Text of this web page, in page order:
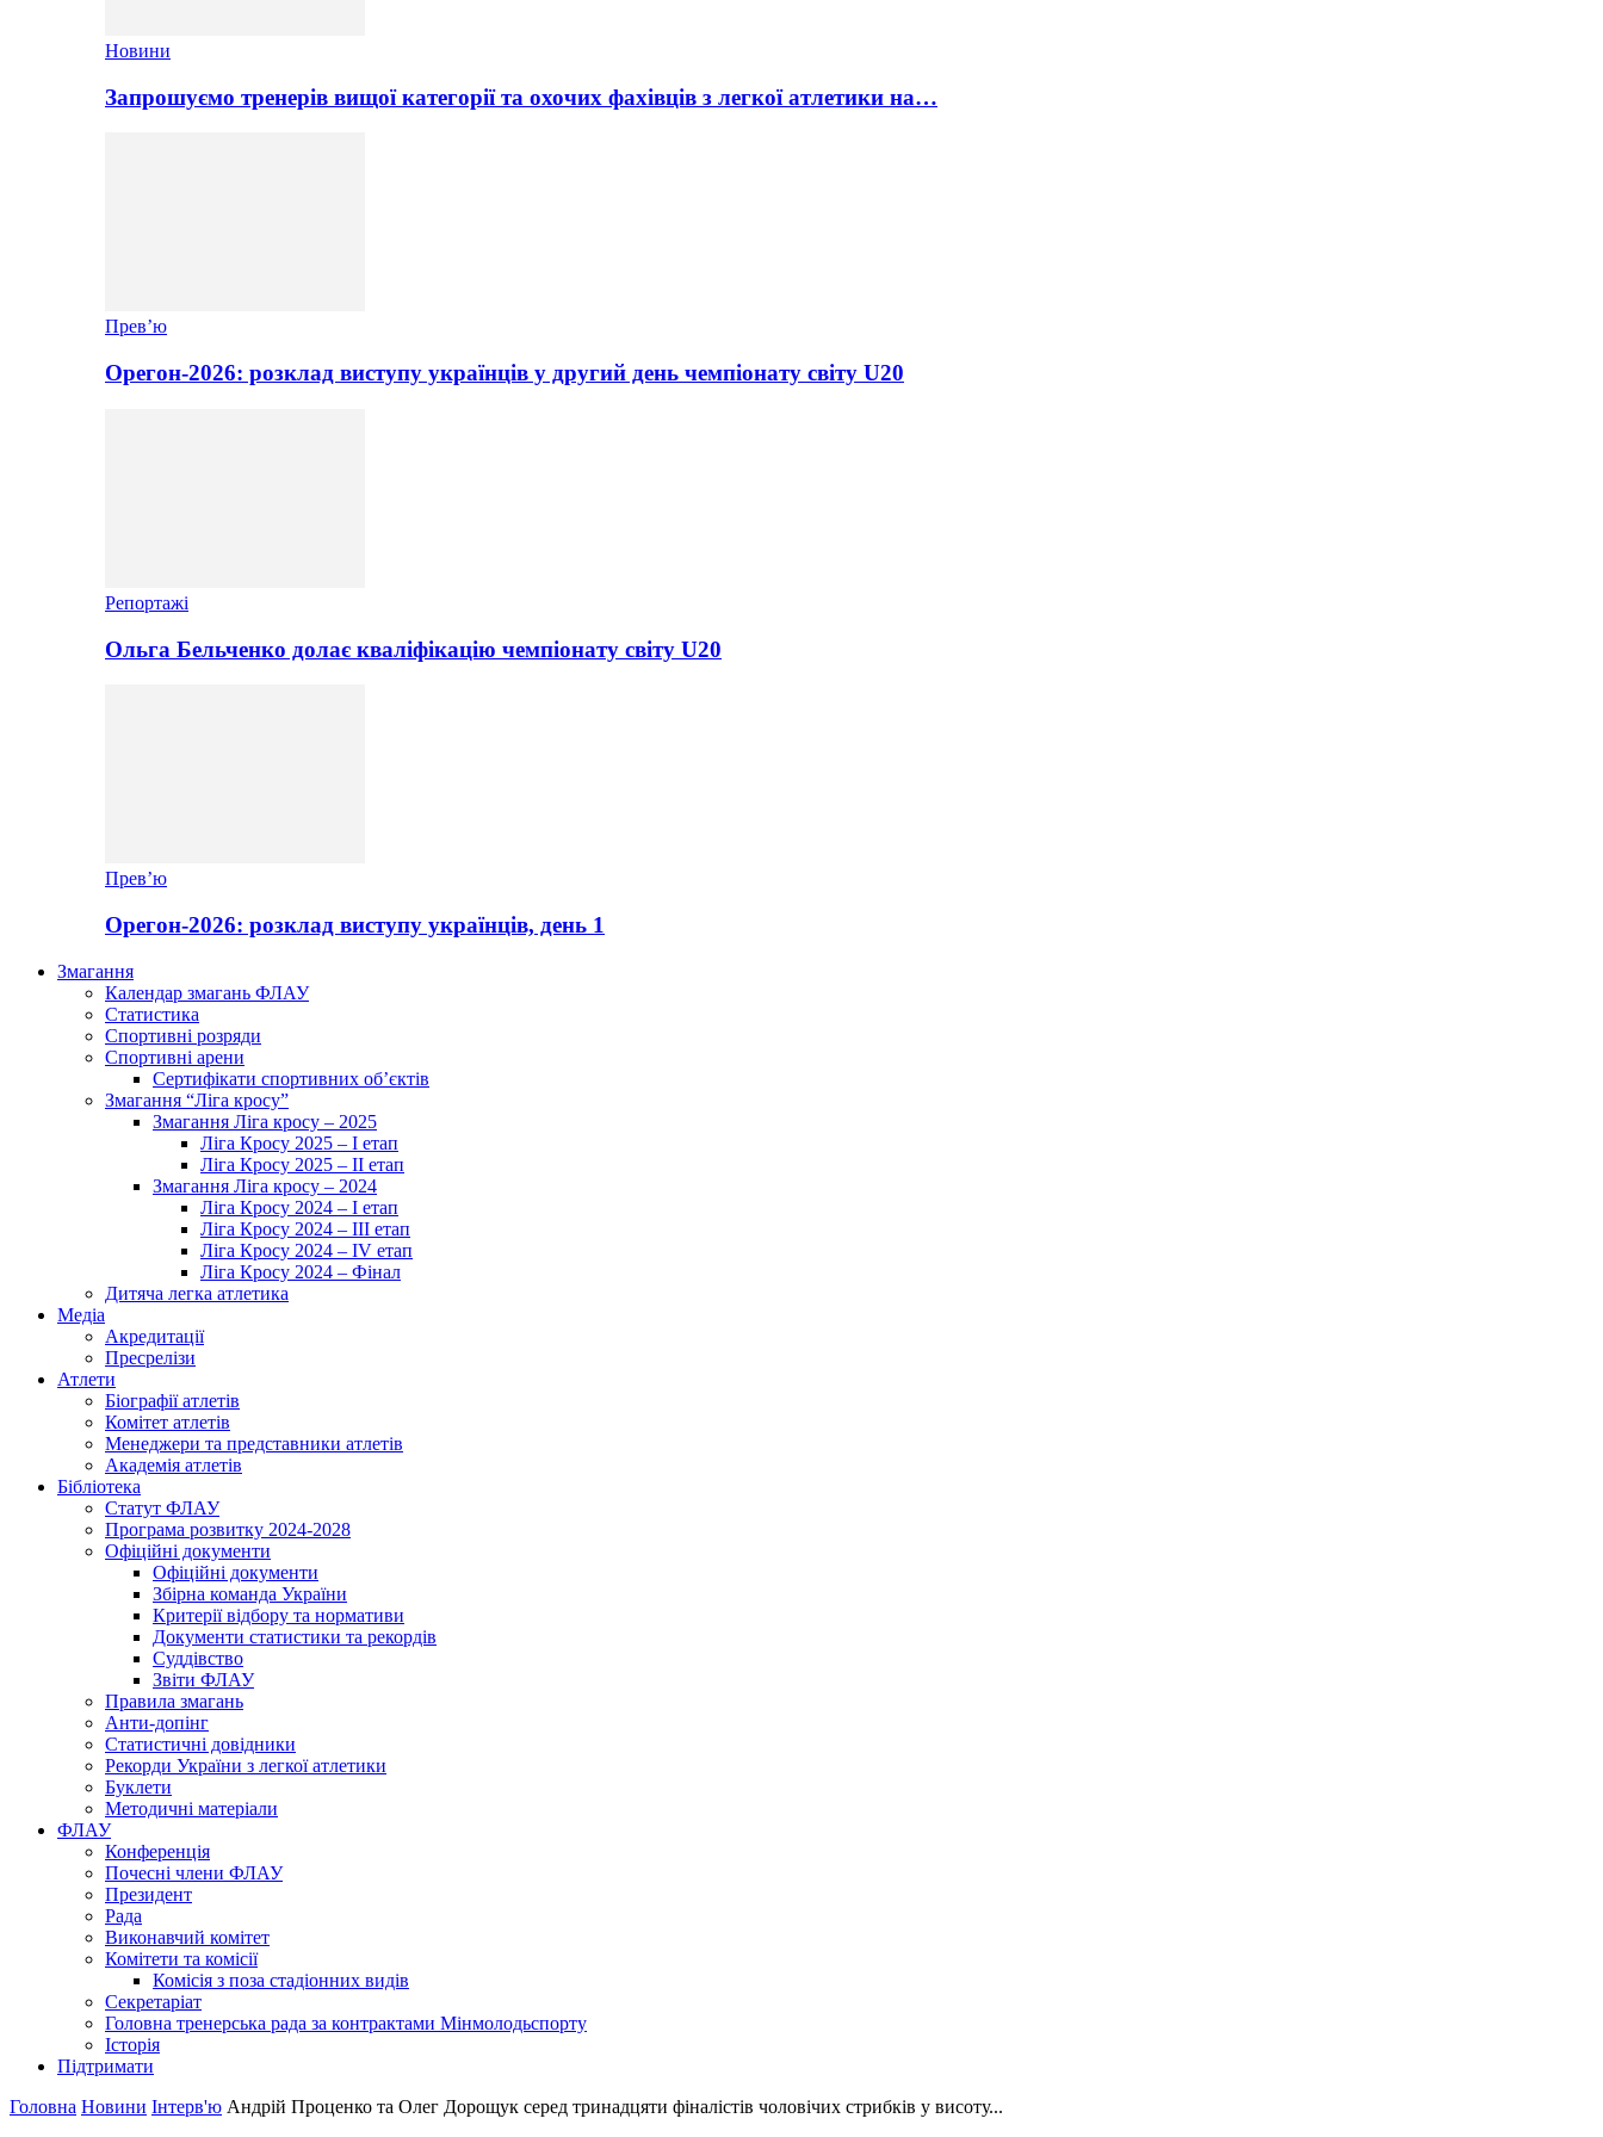
Новини
Запрошуємо тренерів вищої категорії та охочих фахівців з легкої атлетики на…
Прев’ю
Орегон-2026: розклад виступу українців у другий день чемпіонату світу U20
Репортажі
Ольга Бельченко долає кваліфікацію чемпіонату світу U20
Прев’ю
Орегон-2026: розклад виступу українців, день 1
Змагання
Календар змагань ФЛАУ
Статистика
Спортивні розряди
Спортивні арени
Сертифікати спортивних об’єктів
Змагання “Ліга кросу”
Змагання Ліга кросу – 2025
Ліга Кросу 2025 – I етап
Ліга Кросу 2025 – II етап
Змагання Ліга кросу – 2024
Ліга Кросу 2024 – I етап
Ліга Кросу 2024 – III етап
Ліга Кросу 2024 – IV етап
Ліга Кросу 2024 – Фінал
Дитяча легка атлетика
Медіа
Акредитації
Пресрелізи
Атлети
Біографії атлетів
Комітет атлетів
Менеджери та представники атлетів
Академія атлетів
Бібліотека
Статут ФЛАУ
Програма розвитку 2024-2028
Офіційні документи
Офіційні документи
Збірна команда України
Критерії відбору та нормативи
Документи статистики та рекордів
Суддівство
Звіти ФЛАУ
Правила змагань
Анти-допінг
Статистичні довідники
Рекорди України з легкої атлетики
Буклети
Методичні матеріали
ФЛАУ
Конференція
Почесні члени ФЛАУ
Президент
Рада
Виконавчий комітет
Комітети та комісії
Комісія з поза стадіонних видів
Секретаріат
Головна тренерська рада за контрактами Мінмолодьспорту
Історія
Підтримати
Головна Новини Інтерв'ю Андрій Проценко та Олег Дорощук серед тринадцяти фіналістів чоловічих стрибків у висоту...